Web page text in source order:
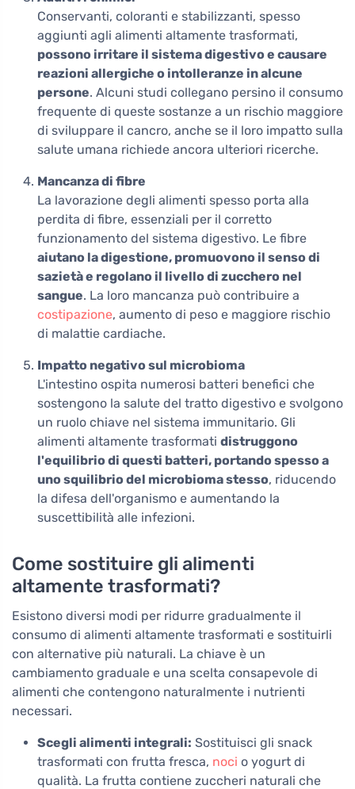
Conservanti, coloranti e stabilizzanti, spesso
aggiunti agli alimenti altamente trasformati,
possono irritare il sistema digestivo e causare
reazioni allergiche o intolleranze in alcune
persone. Alcuni studi collegano persino il consumo
frequente di queste sostanze a un rischio maggiore
di sviluppare il cancro, anche se il loro impatto sulla
salute umana richiede ancora ulteriori ricerche.
Mancanza di fibre
La lavorazione degli alimenti spesso porta alla
perdita di fibre, essenziali per il corretto
funzionamento del sistema digestivo. Le fibre
aiutano la digestione, promuovono il senso di
sazietà e regolano il livello di zucchero nel
sangue. La loro mancanza può contribuire a
costipazione, aumento di peso e maggiore rischio
di malattie cardiache.
Impatto negativo sul microbioma
L'intestino ospita numerosi batteri benefici che
sostengono la salute del tratto digestivo e svolgono
un ruolo chiave nel sistema immunitario. Gli
alimenti altamente trasformati distruggono
l'equilibrio di questi batteri, portando spesso a
uno squilibrio del microbioma stesso, riducendo
la difesa dell'organismo e aumentando la
suscettibilità alle infezioni.
Come sostituire gli alimenti
altamente trasformati?
Esistono diversi modi per ridurre gradualmente il
consumo di alimenti altamente trasformati e sostituirli
con alternative più naturali. La chiave è un
cambiamento graduale e una scelta consapevole di
alimenti che contengono naturalmente i nutrienti
necessari.
Scegli alimenti integrali: Sostituisci gli snack
trasformati con frutta fresca, noci o yogurt di
qualità. La frutta contiene zuccheri naturali che